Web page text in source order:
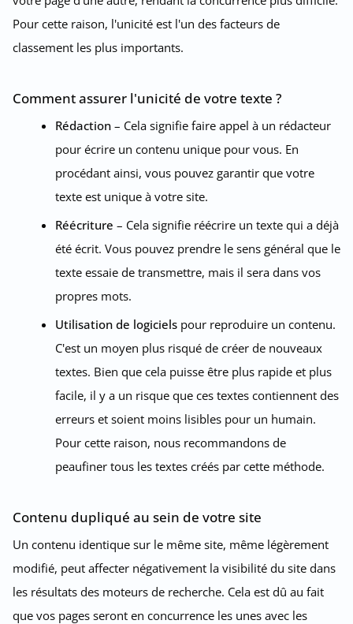
Pour cette raison, l'unicité est l'un des facteurs de
classement les plus importants.
Comment assurer l'unicité de votre texte ?
Rédaction – Cela signifie faire appel à un rédacteur
pour écrire un contenu unique pour vous. En
procédant ainsi, vous pouvez garantir que votre
texte est unique à votre site.
Réécriture – Cela signifie réécrire un texte qui a déjà
été écrit. Vous pouvez prendre le sens général que le
texte essaie de transmettre, mais il sera dans vos
propres mots.
Utilisation de logiciels pour reproduire un contenu.
C'est un moyen plus risqué de créer de nouveaux
textes. Bien que cela puisse être plus rapide et plus
facile, il y a un risque que ces textes contiennent des
erreurs et soient moins lisibles pour un humain.
Pour cette raison, nous recommandons de
peaufiner tous les textes créés par cette méthode.
Contenu dupliqué au sein de votre site
Un contenu identique sur le même site, même légèrement
modifié, peut affecter négativement la visibilité du site dans
les résultats des moteurs de recherche. Cela est dû au fait
que vos pages seront en concurrence les unes avec les